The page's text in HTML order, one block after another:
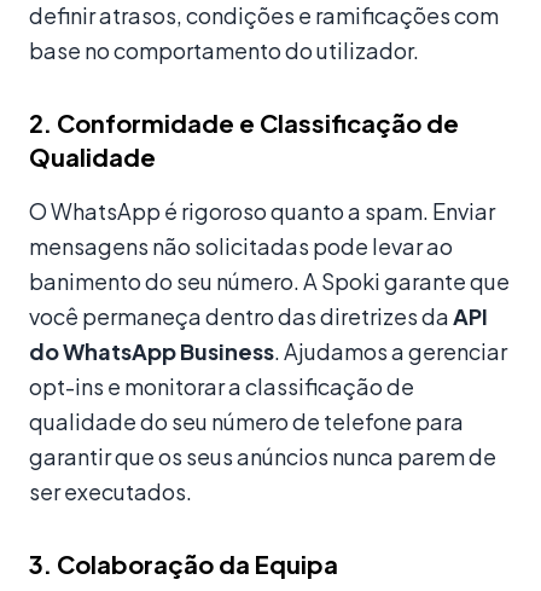
definir atrasos, condições e ramificações com
base no comportamento do utilizador.
2. Conformidade e Classificação de
Qualidade
O WhatsApp é rigoroso quanto a spam. Enviar
mensagens não solicitadas pode levar ao
banimento do seu número. A Spoki garante que
você permaneça dentro das diretrizes daAPI
do WhatsApp Business. Ajudamos a gerenciar
opt-ins e monitorar a classificação de
qualidade do seu número de telefone para
garantir que os seus anúncios nunca parem de
ser executados.
3. Colaboração da Equipa